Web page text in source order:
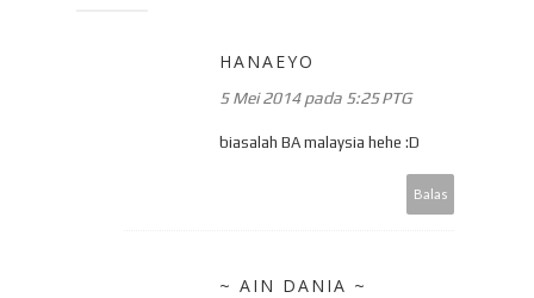
HANAEYO
5 Mei 2014 pada 5:25 PTG
biasalah BA malaysia hehe :D
Balas
~ AIN DANIA ~